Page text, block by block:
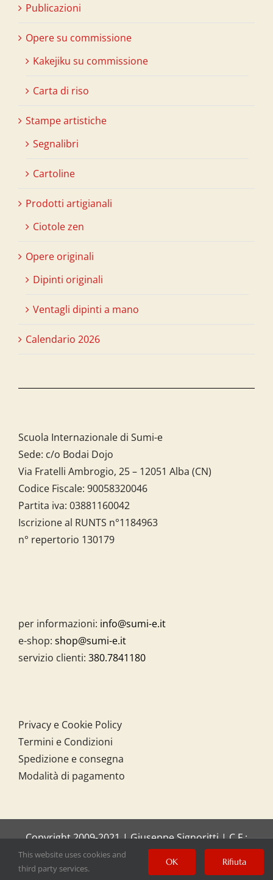
Publicazioni
Opere su commissione
Kakejiku su commissione
Carta di riso
Stampe artistiche
Segnalibri
Cartoline
Prodotti artigianali
Ciotole zen
Opere originali
Dipinti originali
Ventagli dipinti a mano
Calendario 2026
Scuola Internazionale di Sumi-e
Sede: c/o Bodai Dojo
Via Fratelli Ambrogio, 25 – 12051 Alba (CN)
Codice Fiscale: 90058320046
Partita iva: 03881160042
Iscrizione al RUNTS n°1184963
n° repertorio 130179
per informazioni: info@sumi-e.it
e-shop: shop@sumi-e.it
servizio clienti: 380.7841180
Privacy e Cookie Policy
Termini e Condizioni
Spedizione e consegna
Modalità di pagamento
Copyright 2009-2021 | Giuseppe Signoritti | C.F.:
SGNGPP61C20I158O
This website uses cookies and
third party services.
OK Rifiuta